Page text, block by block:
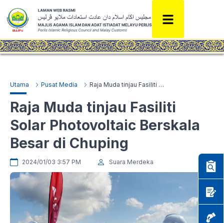
Utama Pusat Media Raja Muda tinjau Fasiliti Solar Photovoltaic Berskala Besar di Chuping
Raja Muda tinjau Fasiliti
Solar Photovoltaic Berskala
Besar di Chuping
2024/01/03 3:57 PM Suara Merdeka